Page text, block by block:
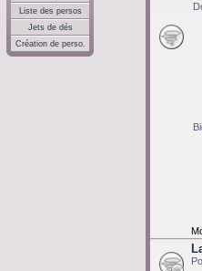
Liste des persos
Jets de dés
Création de perso.